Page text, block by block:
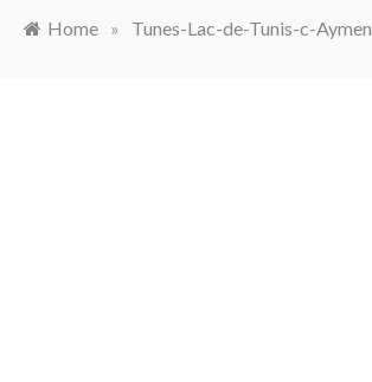
Home » Tunes-Lac-de-Tunis-c-Aymen